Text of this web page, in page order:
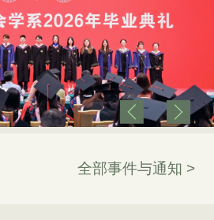
全部事件与通知 >